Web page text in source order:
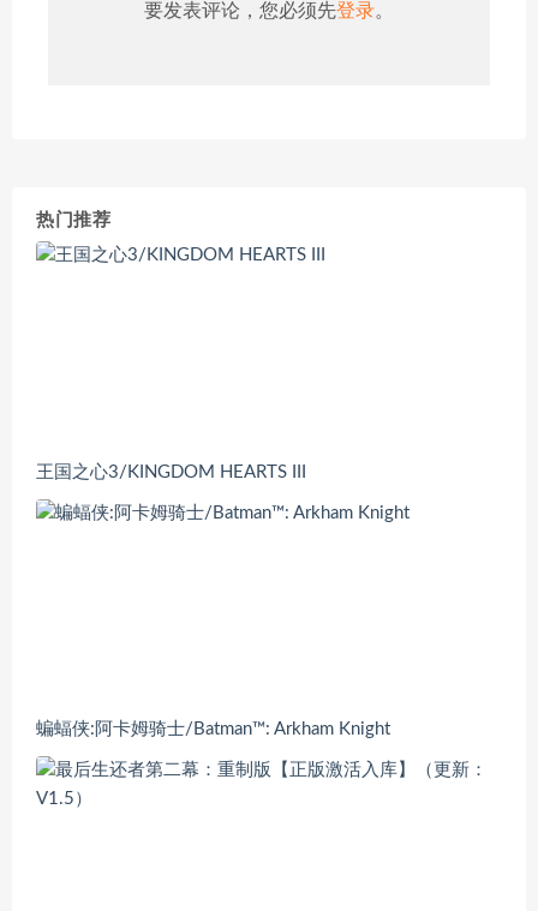
要发表评论，您必须先登录。
热门推荐
王国之心3/KINGDOM HEARTS III
蝙蝠侠:阿卡姆骑士/Batman™: Arkham Knight